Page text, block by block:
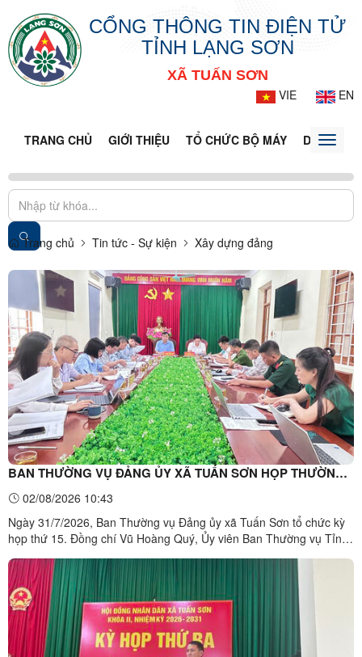
CỔNG THÔNG TIN ĐIỆN TỬ
TỈNH LẠNG SƠN
XÃ TUẤN SƠN
VIE
EN
TRANG CHỦ GIỚI THIỆU TỔ CHỨC BỘ MÁY DOANH
Toggle
Trang chủ Tin tức - Sự kiện Xây dựng đảng
BAN THƯỜNG VỤ ĐẢNG ỦY XÃ TUẤN SƠN HỌP THƯỜNG
KỲ THÁNG 7
02/08/2026 10:43
Ngày 31/7/2026, Ban Thường vụ Đảng ủy xã Tuấn Sơn tổ chức kỳ
họp thứ 15. Đồng chí Vũ Hoàng Quý, Ủy viên Ban Thường vụ Tỉnh
chí Dương Công Hiệp, Bí thư Đảng ủy xã chủ trì cuộc họp. Tham
dự kỳ họp có các đồng chí đại diện Ủy ban kiểm ...